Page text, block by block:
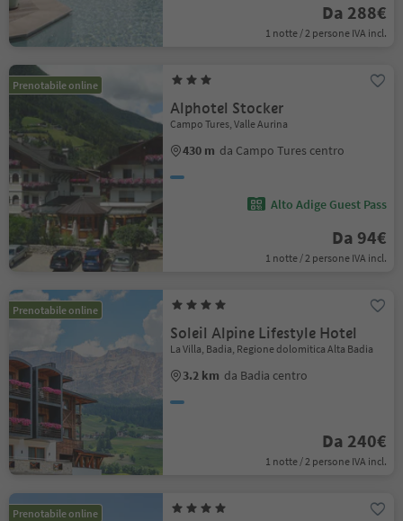
Da 288€
1 notte / 2 persone IVA incl.
Prenotabile online
Alphotel Stocker
Campo Tures, Valle Aurina
430 m da Campo Tures centro
Alto Adige Guest Pass
Da 94€
1 notte / 2 persone IVA incl.
Prenotabile online
Soleil Alpine Lifestyle Hotel
La Villa, Badia, Regione dolomitica Alta Badia
3.2 km da Badia centro
Da 240€
1 notte / 2 persone IVA incl.
Prenotabile online